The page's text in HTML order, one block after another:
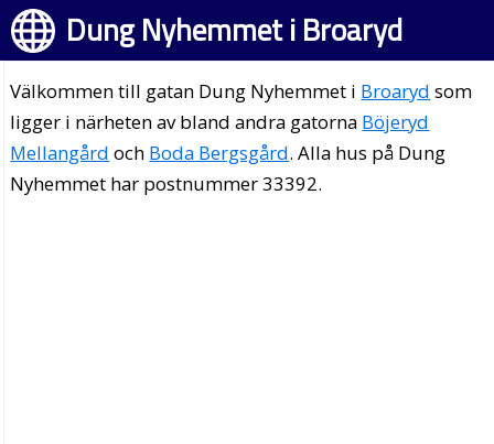
Dung Nyhemmet i Broaryd
Välkommen till gatan Dung Nyhemmet i Broaryd som
ligger i närheten av bland andra gatorna Böjeryd
Mellangård och Boda Bergsgård. Alla hus på Dung
Nyhemmet har postnummer 33392.